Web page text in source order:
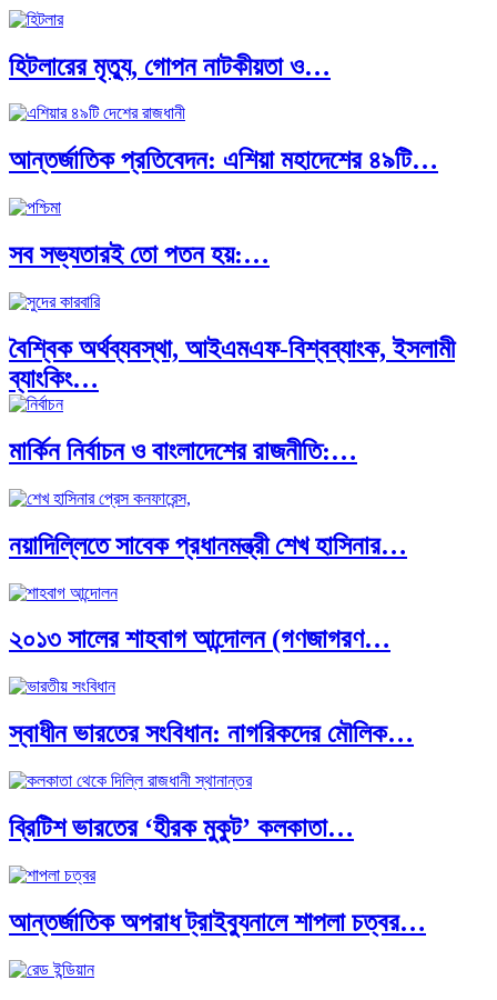
হিটলারের মৃত্যু, গোপন নাটকীয়তা ও…
আন্তর্জাতিক প্রতিবেদন: এশিয়া মহাদেশের ৪৯টি…
সব সভ্যতারই তো পতন হয়:…
বৈশ্বিক অর্থব্যবস্থা, আইএমএফ-বিশ্বব্যাংক, ইসলামী
ব্যাংকিং…
অর্থ পাচারের মহাকাব্য: ১০০ ডলারের…
দক্ষিণ এশিয়ায় ‘জেন-জি’ বিপ্লব: বাংলাদেশ,…
বিশেষ ইন-ডেপ্থ রিপোর্ট: ক্রীড়া উৎসবে…
ভারত মহাসাগরের অশ্রু: শ্রীলঙ্কার ২৬…
ক্রূরতা ও ধ্বংসের মহাকাব্য: পৃথিবীর…
ব্রাজিল ও আর্জেন্টিনার কালো অধ্যায়:…
মার্কিন নির্বাচন ও বাংলাদেশের রাজনীতি:…
নয়াদিল্লিতে সাবেক প্রধানমন্ত্রী শেখ হাসিনার…
২০১৩ সালের শাহবাগ আন্দোলন (গণজাগরণ…
স্বাধীন ভারতের সংবিধান: নাগরিকদের মৌলিক…
ব্রিটিশ ভারতের ‘হীরক মুকুট’ কলকাতা…
আন্তর্জাতিক অপরাধ ট্রাইব্যুনালে শাপলা চত্বর…